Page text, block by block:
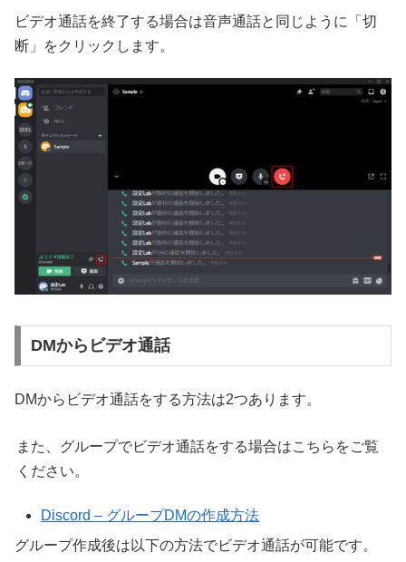
ビデオ通話を終了する場合は音声通話と同じように「切
断」をクリックします。
DMからビデオ通話
DMからビデオ通話をする方法は2つあります。
また、グループでビデオ通話をする場合はこちらをご覧
ください。
Discord – グループDMの作成方法
グループ作成後は以下の方法でビデオ通話が可能です。